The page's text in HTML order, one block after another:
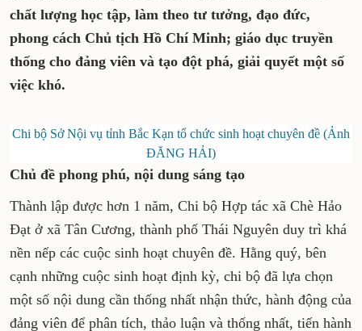
chất lượng học tập, làm theo tư tưởng, đạo đức,
phong cách Chủ tịch Hồ Chí Minh; giáo dục truyền
thống cho đảng viên và tạo đột phá, giải quyết một số
việc khó.
Chi bộ Sở Nội vụ tỉnh Bắc Kạn tổ chức sinh hoạt chuyên đề (Ảnh
ÐĂNG HẢI)
Chủ đề phong phú, nội dung sáng tạo
Thành lập được hơn 1 năm, Chi bộ Hợp tác xã Chè Hảo
Ðạt ở xã Tân Cương, thành phố Thái Nguyên duy trì khá
nền nếp các cuộc sinh hoạt chuyên đề. Hằng quý, bên
cạnh những cuộc sinh hoạt định kỳ, chi bộ đã lựa chọn
một số nội dung cần thống nhất nhận thức, hành động của
đảng viên để phân tích, thảo luận và thống nhất, tiến hành